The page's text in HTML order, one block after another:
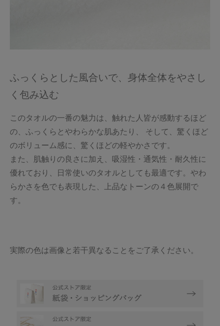
ふっくらとした風合いで、身体全体をやさし
く包み込む
このタオルの一番の魅力は、触れた人皆が感動するほど
の、ふっくらとやわらかな肌あたり、 そして、驚くほど
のボリューム感に、驚くほどの軽やかさです。
また、肌触りの良さに加え、吸湿性・通気性・耐久性に
優れており、日常使いのタオルとしても最適です。やわ
らかさを色でも表現した、上品なトーンの４色展開で
す。
実際の色は画像と若干異なることをご了承ください。